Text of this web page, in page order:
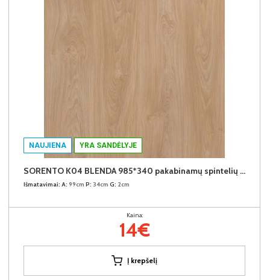
NAUJIENA YRA SANDĖLYJE
SORENTO K04 BLENDA 985*340 pakabinamų spintelių užbaigimo detalė (Puccini)
Išmatavimai: A: 99cm P: 34cm G: 2cm
Kaina:
14€
Į krepšelį